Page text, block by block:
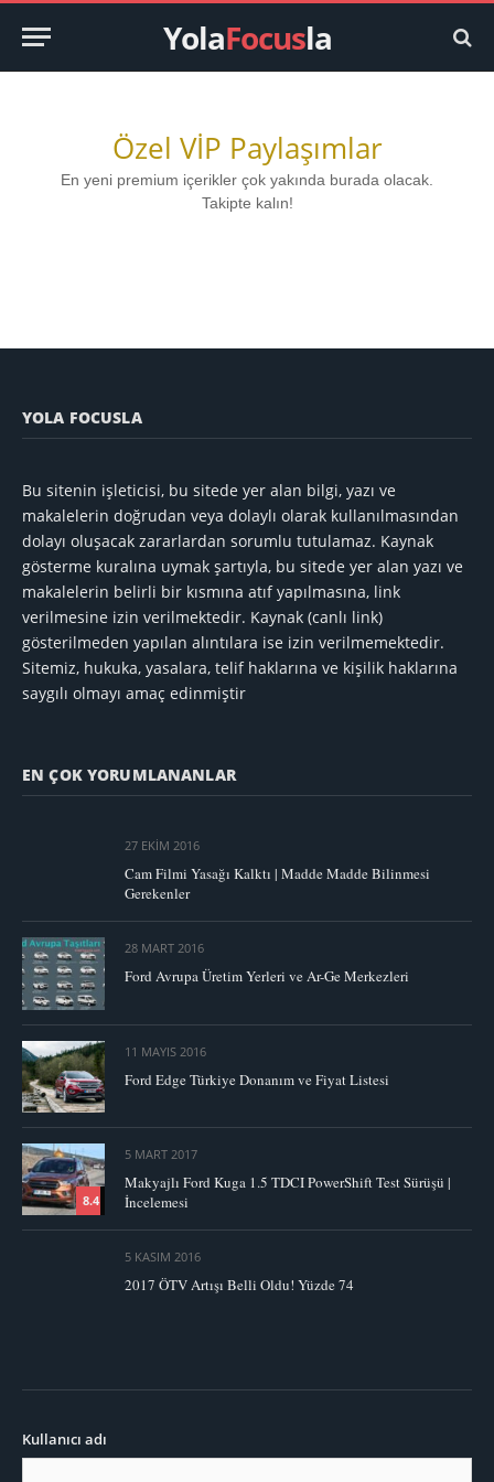
YolaFocusla
Özel VİP Paylaşımlar
En yeni premium içerikler çok yakında burada olacak.
Takipte kalın!
YOLA FOCUSLA
Bu sitenin işleticisi, bu sitede yer alan bilgi, yazı ve
makalelerin doğrudan veya dolaylı olarak kullanılmasından
dolayı oluşacak zararlardan sorumlu tutulamaz. Kaynak
gösterme kuralına uymak şartıyla, bu sitede yer alan yazı ve
makalelerin belirli bir kısmına atıf yapılmasına, link
verilmesine izin verilmektedir. Kaynak (canlı link)
gösterilmeden yapılan alıntılara ise izin verilmemektedir.
Sitemiz, hukuka, yasalara, telif haklarına ve kişilik haklarına
saygılı olmayı amaç edinmiştir
EN ÇOK YORUMLANANLAR
27 EKIM 2016
Cam Filmi Yasağı Kalktı | Madde Madde Bilinmesi
Gerekenler
28 MART 2016
Ford Avrupa Üretim Yerleri ve Ar-Ge Merkezleri
11 MAYIS 2016
Ford Edge Türkiye Donanım ve Fiyat Listesi
8.4
5 MART 2017
Makyajlı Ford Kuga 1.5 TDCI PowerShift Test Sürüşü |
İncelemesi
5 KASIM 2016
2017 ÖTV Artışı Belli Oldu! Yüzde 74
Kullanıcı adı